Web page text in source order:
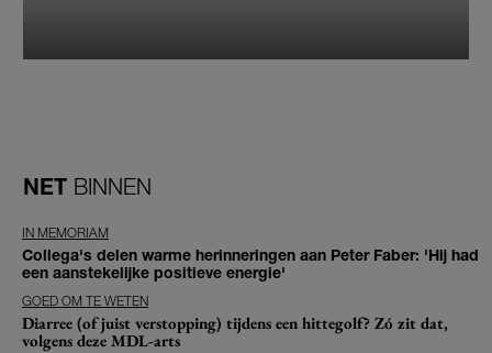
NET BINNEN
IN MEMORIAM
Collega's delen warme herinneringen aan Peter Faber: 'Hij had
een aanstekelijke positieve energie'
GOED OM TE WETEN
Diarree (of juist verstopping) tijdens een hittegolf? Zó zit dat,
volgens deze MDL-arts